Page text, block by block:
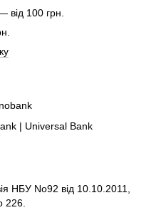
від 100 грн.
| Universal Bank
НБУ No92 від 10.10.2011,
226.